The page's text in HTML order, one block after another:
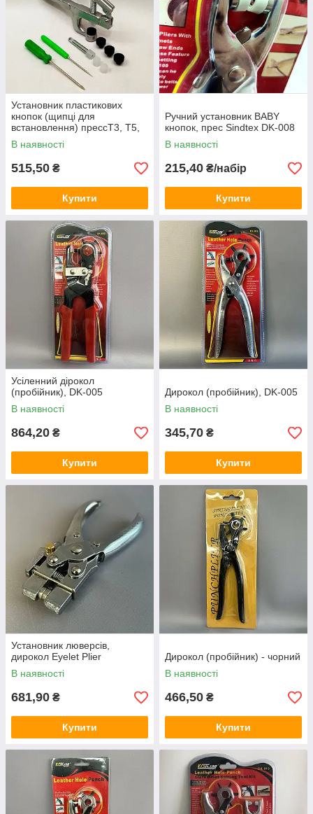
Установник пластикових
кнопок (щипці для
встановлення) прессТ3, Т5,
Т8
В наявності
515,50 ₴
Купити
Ручний установник BABY
кнопок, прес Sindtex DK-008
В наявності
215,40 ₴/набір
Купити
Усіленний дірокол
(пробійник), DK-005
В наявності
864,20 ₴
Купити
Дирокол (пробійник), DK-005
В наявності
345,70 ₴
Купити
Установник люверсів,
дирокол Eyelet Plier
В наявності
681,90 ₴
Купити
Дирокол (пробійник) - чорний
В наявності
466,50 ₴
Купити